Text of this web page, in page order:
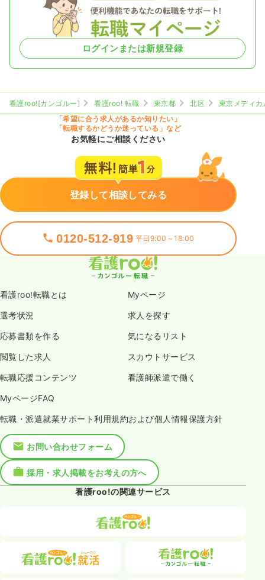
ログインまたは新規登録
看護roo![カンゴルー] 看護roo! 転職 東京都 北区
東京メディ
「希望に合う求人があるか知りたい」
「転職するかどうか迷っている」など
お気軽にご相談ください
登録して相談してみる
0120-512-919 平日9:00～18:00
看護roo!転職とは Myページ
選考状況 求人を探す
応募書類を作る 気になるリスト
閲覧した求人 スカウトサービス
転職応援コンテンツ 看護師派遣で働く
MyページFAQ
転職・派遣就業サポート利用規約および個人情報保護方針
お問い合わせフォーム
採用・求人掲載をお考えの方へ
看護roo!の関連サービス